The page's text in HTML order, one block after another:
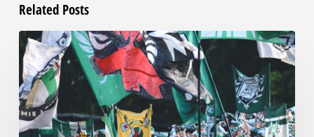
Related Posts
Faninfo
zum
Auswärtsspiel
beim
RSV
Eintracht